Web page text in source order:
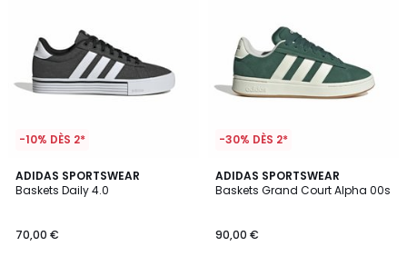
-10% DÈS 2*
ADIDAS SPORTSWEAR
Baskets Daily 4.0
€.
70,00 €
4,8
/ 5
-30% DÈS 2*
ADIDAS SPORTSWEAR
Baskets Grand Court Alpha 00s
90,00 €
4,9
/ 5
2
Couleurs